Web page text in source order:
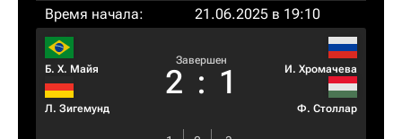
Время начала:
21.06.2025 в 19:10
Б. Х. Майя
Л. Зигемунд
Завершен
2 : 1 И. Хромачева
Ф. Столлар